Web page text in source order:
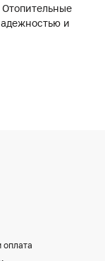
и
оплата